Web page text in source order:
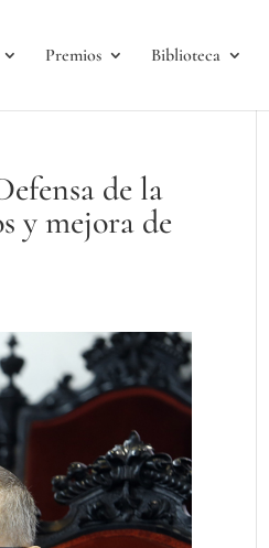
Premios Biblioteca
de la
y mejora de